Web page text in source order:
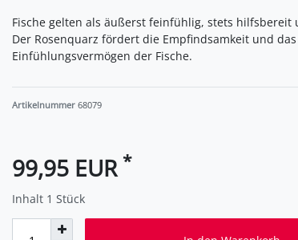
Fische gelten als äußerst feinfühlig, stets hilfsbereit
Der Rosenquarz fördert die Empfindsamkeit und das
Einfühlungsvermögen der Fische.
Artikelnummer 68079
99,95 EUR *
Inhalt 1 Stück